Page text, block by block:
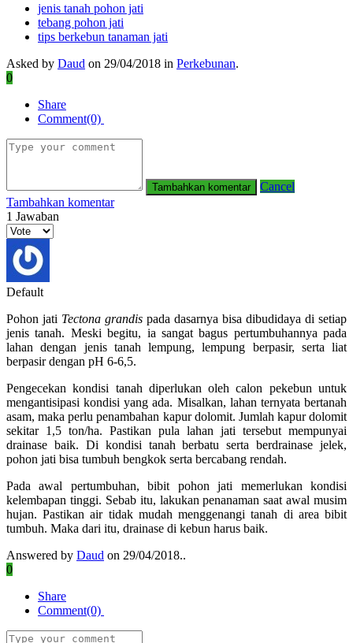
jenis tanah pohon jati
tebang pohon jati
tips berkebun tanaman jati
Asked by Daud on 29/04/2018 in Perkebunan.
0
Share
Comment(0)
Cancel
Tambahkan komentar
1 Jawaban
Default
Pohon jati Tectona grandis pada dasarnya bisa dibudidaya di setiap
jenis tanah. Meski begitu, ia sangat bagus pertumbuhannya pada
lahan dengan jenis tanah lempung, lempung berpasir, serta liat
berpasir dengan pH 6-6,5.
Pengecekan kondisi tanah diperlukan oleh calon pekebun untuk
mengantisipasi kondisi yang ada. Misalkan, lahan ternyata bertanah
asam, maka perlu penambahan kapur dolomit. Jumlah kapur dolomit
sekitar 1,5 ton/ha. Pastikan pula lahan jati tersebut mempunyai
drainase baik. Di kondisi tanah berbatu serta berdrainase jelek,
pohon jati bisa tumbuh bengkok serta bercabang rendah.
Pada awal pertumbuhan, bibit pohon jati memerlukan kondisi
kelembapan tinggi. Sebab itu, lakukan penanaman saat awal musim
hujan. Pastikan air tidak mudah menggenangi tanah di area bibit
tumbuh. Maka dari itu, drainase di kebun harus baik.
Answered by Daud on 29/04/2018..
0
Share
Comment(0)